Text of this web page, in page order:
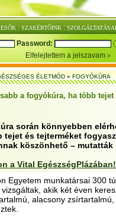
: SZAKÉRTŐINK :
Password:
Elfelejtettem a jelszavam
ÉLETMÓD»FOGYÓKÚRA
a fogyókúra, ha több
során könnyebben
tejet és tejterméket
köszönhető –
a Vital EgészségPlázában!
Egyetem munkatársai 300
akik két éven
alacsony